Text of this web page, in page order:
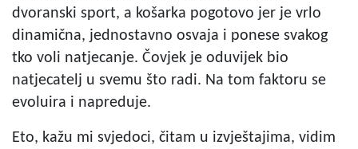
dvoranski sport, a košarka pogotovo jer je vrlo
dinamična, jednostavno osvaja i ponese svakog
tko voli natjecanje. Čovjek je oduvijek bio
natjecatelj u svemu što radi. Na tom faktoru se
evoluira i napreduje.
Eto, kažu mi svjedoci, čitam u izvještajima, vidim